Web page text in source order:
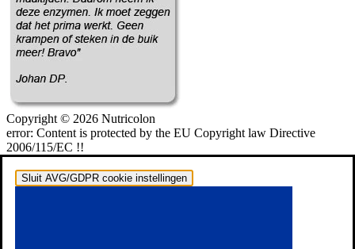
Copyright © 2026 Nutricolon
error: Content is protected by the EU Copyright law Directive
2006/115/EC !!
Sluit AVG/GDPR cookie instellingen